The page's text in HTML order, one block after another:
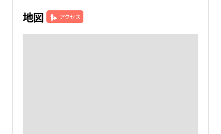
地図 アクセス